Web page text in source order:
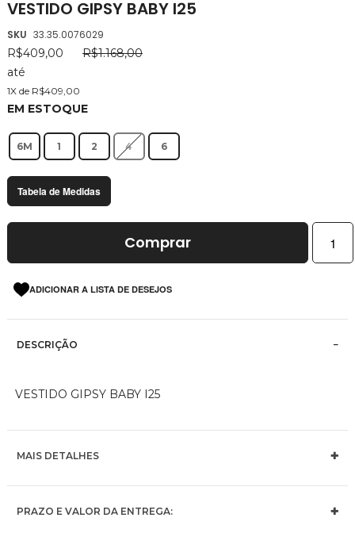
VESTIDO GIPSY BABY I25
SKU 33.35.0076029
R$409,00
R$1.168,00
até
1X de R$409,00
EM ESTOQUE
6M 1 2 4 6
Tabela de Medidas
Comprar
ADICIONAR A LISTA DE DESEJOS
DESCRIÇÃO
VESTIDO GIPSY BABY I25
MAIS DETALHES
PRAZO E VALOR DA ENTREGA:
da
Galeria
de
imagens